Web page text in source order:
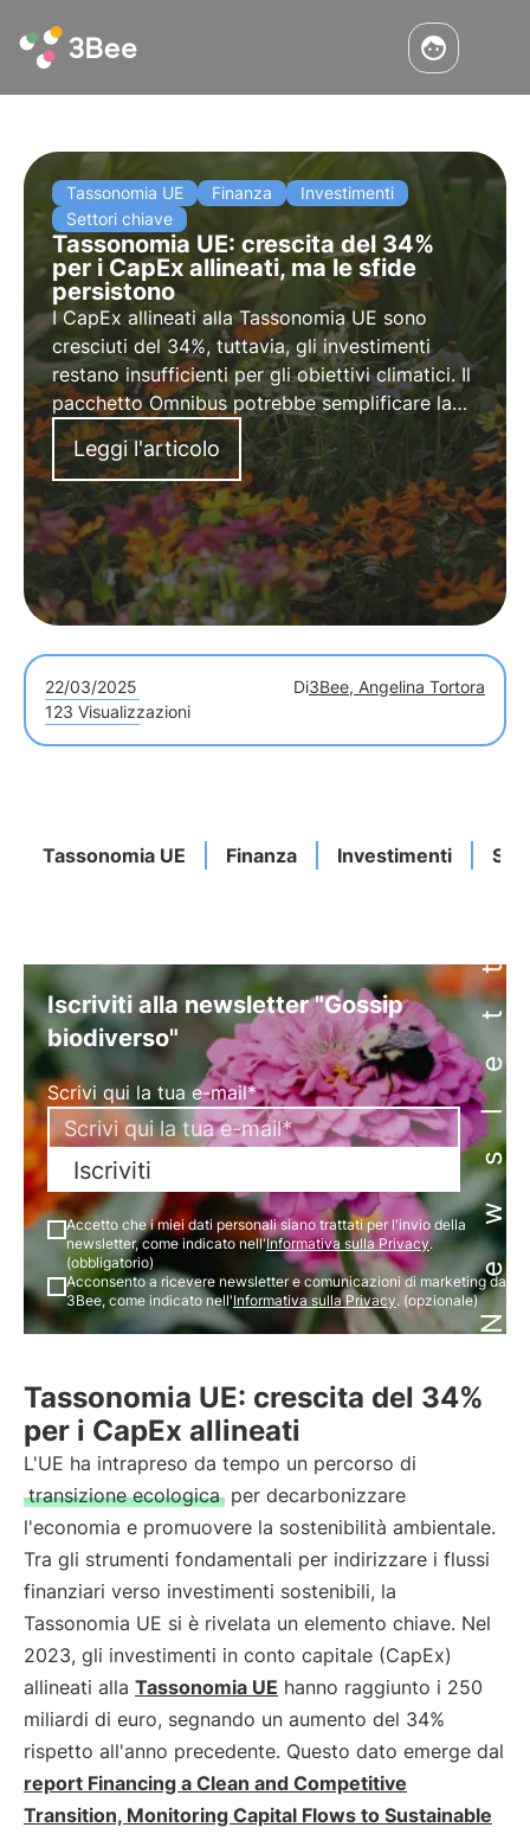
Tassonomia UE Finanza
Investimenti
Settori chiave
Tassonomia UE: crescita del 34%
per i CapEx allineati, ma le sfide
persistono
I CapEx allineati alla Tassonomia UE sono
cresciuti del 34%, tuttavia, gli investimenti
restano insufficienti per gli obiettivi climatici. Il
pacchetto Omnibus potrebbe semplificare la
rendicontazione, ma con il rischio di minore
trasparenza. Scopriamo di più in quest’articolo.
Leggi l'articolo
22/03/2025 Di3Bee, Angelina Tortora
123 Visualizzazioni
Tassonomia UE Finanza Investimenti Newsletter
Iscriviti alla newsletter "Gossip
biodiverso"
Scrivi qui la tua e-mail*
Iscriviti
Accetto che i miei dati personali siano trattati per l'invio della
newsletter, come indicato nell'Informativa sulla Privacy.
(obbligatorio)
Acconsento a ricevere newsletter e comunicazioni di marketing da
3Bee, come indicato nell'Informativa sulla Privacy. (opzionale)
Tassonomia UE: crescita del 34%
per i CapEx allineati
L'UE ha intrapreso da tempo un percorso di
transizione ecologica per decarbonizzare
l'economia e promuovere la sostenibilità ambientale.
Tra gli strumenti fondamentali per indirizzare i flussi
finanziari verso investimenti sostenibili, la
Tassonomia UE si è rivelata un elemento chiave. Nel
2023, gli investimenti in conto capitale (CapEx)
allineati alla Tassonomia UE hanno raggiunto i 250
miliardi di euro, segnando un aumento del 34%
rispetto all'anno precedente. Questo dato emerge dal
report Financing a Clean and Competitive
Transition, Monitoring Capital Flows to Sustainable